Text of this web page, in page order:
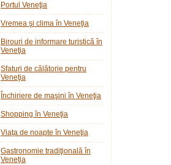
Portul Veneţia
Vremea şi clima în Veneţia
Birouri de informare turistică în
Veneţia
Sfaturi de călătorie pentru
Veneţia
Închiriere de maşini în Veneţia
Shopping în Veneţia
Viaţa de noapte în Veneţia
Gastronomie tradiţională în
Veneţia